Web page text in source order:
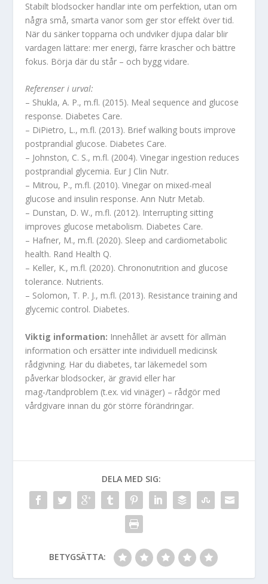
Stabilt blodsocker handlar inte om perfektion, utan om
några små, smarta vanor som ger stor effekt över tid.
När du sänker topparna och undviker djupa dalar blir
vardagen lättare: mer energi, färre krascher och bättre
fokus. Börja där du står – och bygg vidare.
Referenser i urval:
– Shukla, A. P., m.fl. (2015). Meal sequence and glucose
response. Diabetes Care.
– DiPietro, L., m.fl. (2013). Brief walking bouts improve
postprandial glucose. Diabetes Care.
– Johnston, C. S., m.fl. (2004). Vinegar ingestion reduces
postprandial glycemia. Eur J Clin Nutr.
– Mitrou, P., m.fl. (2010). Vinegar on mixed-meal
glucose and insulin response. Ann Nutr Metab.
– Dunstan, D. W., m.fl. (2012). Interrupting sitting
improves glucose metabolism. Diabetes Care.
– Hafner, M., m.fl. (2020). Sleep and cardiometabolic
health. Rand Health Q.
– Keller, K., m.fl. (2020). Chrononutrition and glucose
tolerance. Nutrients.
– Solomon, T. P. J., m.fl. (2013). Resistance training and
glycemic control. Diabetes.
Viktig information: Innehållet är avsett för allmän
information och ersätter inte individuell medicinsk
rådgivning. Har du diabetes, tar läkemedel som
påverkar blodsocker, är gravid eller har
mag-/tandproblem (t.ex. vid vinäger) – rådgör med
vårdgivare innan du gör större förändringar.
DELA MED SIG:
BETYGSÄTTA: